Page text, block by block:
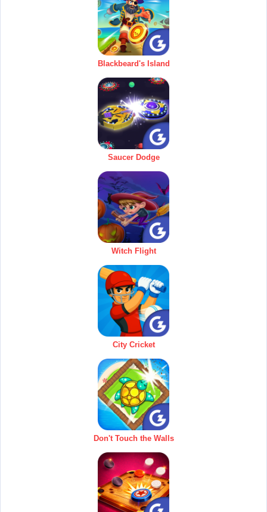
Blackbeard's Island
Saucer Dodge
Witch Flight
City Cricket
Don't Touch the Walls